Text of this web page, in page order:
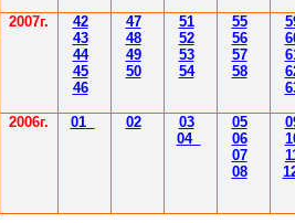
2007г.
42
43
44
45
46
47
48
49
50
51
52
53
54
55
56
57
58
2006г. 01 02
03
04
05
06
07
08